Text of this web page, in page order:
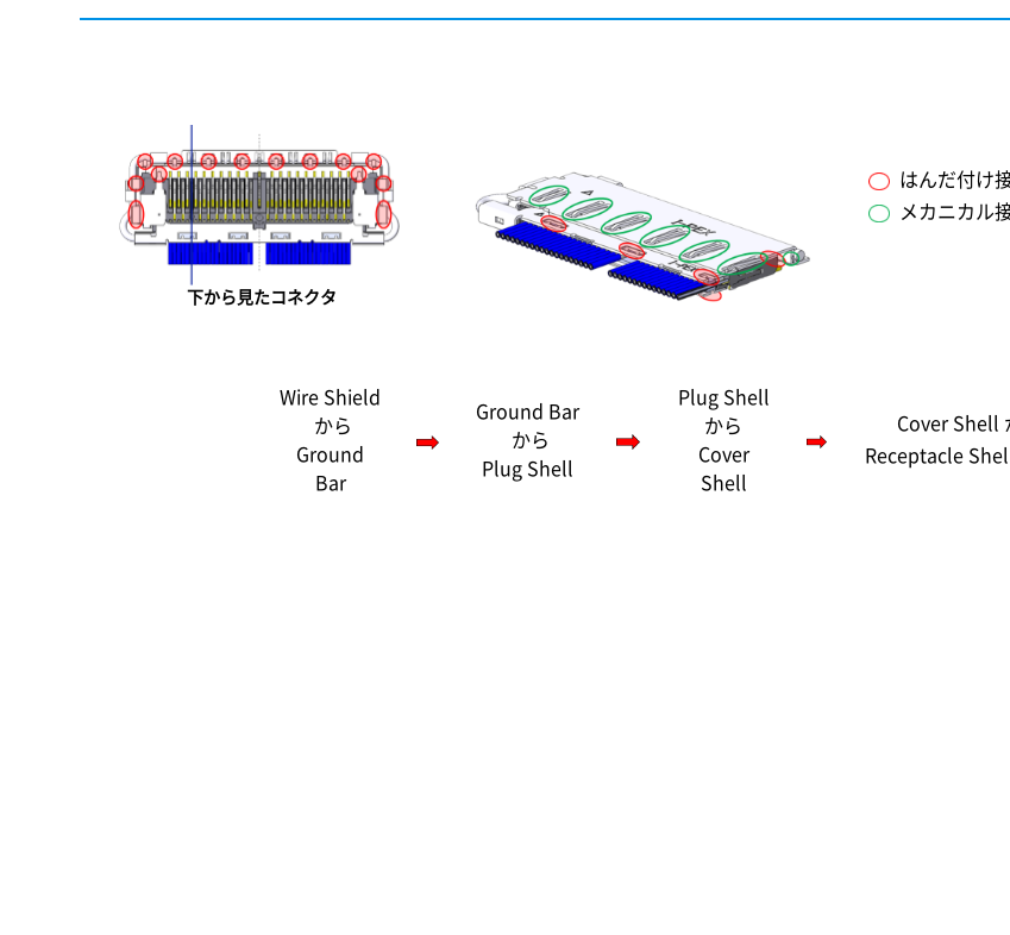
下から見たコネクタ
はんだ付け
メカニカル
Wire Shield
から
Ground
Bar
Ground Bar
から
Plug Shell
Plug Shell
から
Cover
Shell
Cover Shell
Receptacle